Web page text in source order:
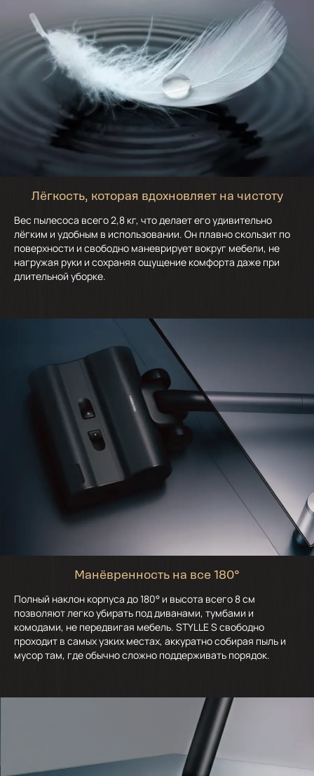
Лёгкость, которая вдохновляет на чистоту
Вес пылесоса всего 2,8 кг, что делает его удивительно
лёгким и удобным в использовании. Он плавно скользит по
поверхности и свободно маневрирует вокруг мебели, не
нагружая руки и сохраняя ощущение комфорта даже при
длительной уборке.
Манёвренность на все 180°
Полный наклон корпуса до 180° и высота всего 8 см
позволяют легко убирать под диванами, тумбами и
комодами, не передвигая мебель. STYLLE S свободно
проходит в самых узких местах, аккуратно собирая пыль и
мусор там, где обычно сложно поддерживать порядок.